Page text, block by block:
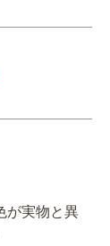
が実物と異